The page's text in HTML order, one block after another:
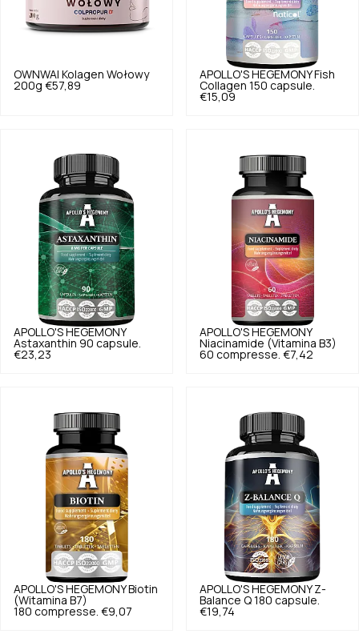
OWNWAI Kolagen Wołowy
200g €57,89
APOLLO'S HEGEMONY Fish
Collagen 150 capsule.
€15,09
APOLLO'S HEGEMONY
Astaxanthin 90 capsule.
€23,23
APOLLO'S HEGEMONY
Niacinamide (Vitamina B3)
60 compresse. €7,42
APOLLO'S HEGEMONY Biotin
(Witamina B7)
180 compresse. €9,07
APOLLO'S HEGEMONY Z-
Balance Q 180 capsule.
€19,74